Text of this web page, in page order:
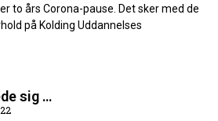
to års Corona-pause. Det sker med de
på Kolding Uddannelses
sig …